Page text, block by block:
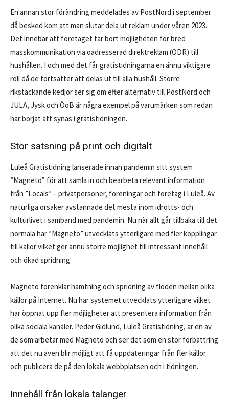
En annan stor ­förändring meddelades av PostNord i september
då besked kom att man slutar dela ut reklam under våren 2023.
Det innebär att företaget tar bort möjligheten för bred
masskommunikation via oadresserad direktreklam (ODR) till
hushållen. I och med det får gratistidningarna en ännu viktigare
roll då de fortsätter att delas ut till alla hushåll. Större
rikstäckande kedjor ser sig om efter alternativ till PostNord och
JULA, Jysk och ÖoB är några exempel på varumärken som redan
har börjat att synas i gratistidningen.
Stor satsning på print och digitalt
Luleå Gratis­tidning lanserade innan pandemin sitt system
”Magneto” för att samla in och bearbeta relevant information
från ”Locals” – privat­personer, föreningar och företag i Luleå. Av
naturliga orsaker avstannade det mesta inom idrotts- och
kulturlivet i samband med pandemin. Nu när allt går tillbaka till det
normala har ”Magneto” utveck­lats ytterligare med fler kopplingar
till källor vilket ger ännu större möjlighet till intres­sant innehåll
och ökad spridning.
Magneto förenklar hämtning och spridning av flöden mellan olika
källor på Internet. Nu har systemet utvecklats ytterligare vilket
har öppnat upp fler möjlig­heter att presentera information från
olika sociala kanaler. Peder Gidlund, Luleå Gratis­tidning, är en av
de som arbetar med Magneto och ser det som en stor förbättring
att det nu även blir möjligt att få uppdateringar från fler källor
och publicera­ de på den lokala webbplatsen och i tidningen.
Innehåll från lokala talanger